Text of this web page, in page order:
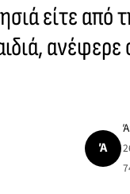
είτε
Ά